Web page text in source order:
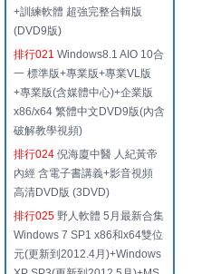
+訓練軟體 超強完整合輯版
(DVD9版)
排行021 Windows8.1 AIO 10合
一 標準版+專業版+專業VL版
+專業版(含媒體中心)+企業版
x86/x64 繁體中文DVD9版(內含
破解教學視頻)
排行024 倪海廈中醫 人紀黃帝
內經 含電子書講義+影音視頻
高清DVD版 (3DVD)
排行025 野人軟體 5月最新合集
Windows 7 SP1 x86和x64雙位
元(更新到2012.4月)+Windows